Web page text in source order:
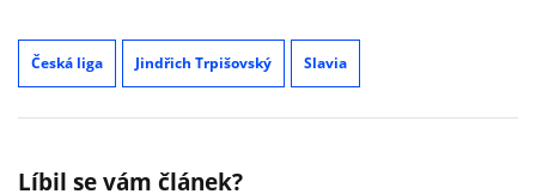
Česká liga Jindřich Trpišovský Slavia
Líbil se vám článek?